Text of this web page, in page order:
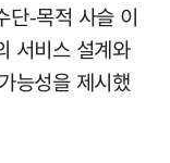
단-목적 사슬 이
서비스 설계와
능성을 제시했